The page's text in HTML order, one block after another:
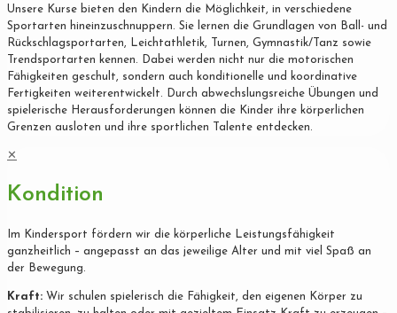
Unsere Kurse bieten den Kindern die Möglichkeit, in verschiedene
Sportarten hineinzuschnuppern. Sie lernen die Grundlagen von Ball- und
Rückschlagsportarten, Leichtathletik, Turnen, Gymnastik/Tanz sowie
Trendsportarten kennen. Dabei werden nicht nur die motorischen
Fähigkeiten geschult, sondern auch konditionelle und koordinative
Fertigkeiten weiterentwickelt. Durch abwechslungsreiche Übungen und
spielerische Herausforderungen können die Kinder ihre körperlichen
Grenzen ausloten und ihre sportlichen Talente entdecken.
✕
Kondition
Im Kindersport fördern wir die körperliche Leistungsfähigkeit
ganzheitlich – angepasst an das jeweilige Alter und mit viel Spaß an
der Bewegung.
Kraft: Wir schulen spielerisch die Fähigkeit, den eigenen Körper zu